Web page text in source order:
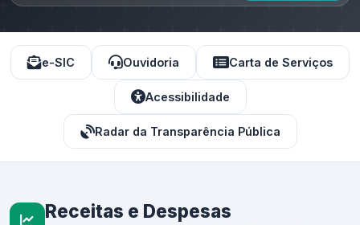
e-SIC Ouvidoria Carta de Serviços
Acessibilidade
Radar da Transparência Pública
Receitas e Despesas